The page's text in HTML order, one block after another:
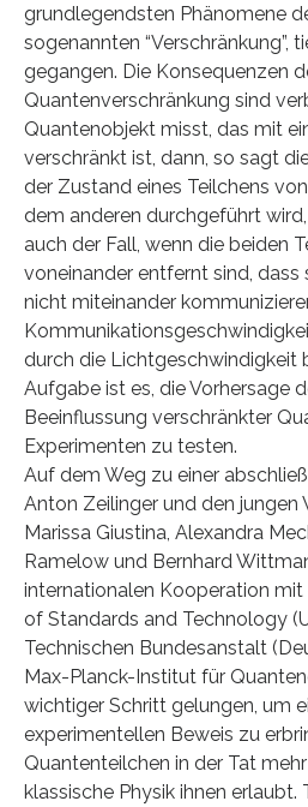
grundlegendsten Phänomene
sogenannten “Verschränkung”,
gegangen. Die Konsequenzen
Quantenverschränkung sind
Quantenobjekt misst, das mit
verschränkt ist, dann, so sagt
der Zustand eines Teilchens
dem anderen durchgeführt
auch der Fall, wenn die beiden
voneinander entfernt sind, dass
nicht miteinander
durch die Lichtgeschwindigkeit
Aufgabe ist es, die Vorhersage
Beeinflussung verschränkter
Experimenten zu testen.
Auf dem Weg zu einer
Anton Zeilinger und den jungen
Marissa Giustina, Alexandra
Ramelow und Bernhard
internationalen Kooperation
of Standards and Technology
Technischen Bundesanstalt
Max-Planck-Institut für
wichtiger Schritt gelungen, um
experimentellen Beweis zu
Quantenteilchen in der Tat
klassische Physik ihnen erlaubt.